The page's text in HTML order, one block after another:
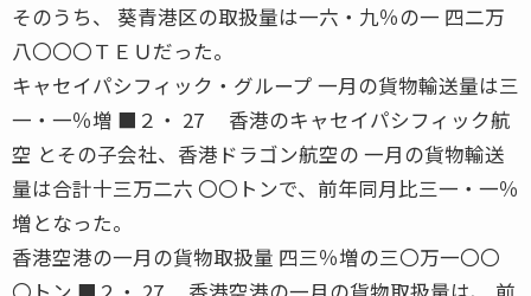
そのうち、 葵青港区の取扱量は一六・九％の一 四二万
八〇〇〇ＴＥＵだった。
キャセイパシフィック・グループ 一月の貨物輸送量は三
一・一％増 ■２・ 27 香港のキャセイパシフィック航
空 とその子会社、香港ドラゴン航空の 一月の貨物輸送
量は合計十三万二六 〇〇トンで、前年同月比三一・一％
増となった。
香港空港の一月の貨物取扱量 四三％増の三〇万一〇〇